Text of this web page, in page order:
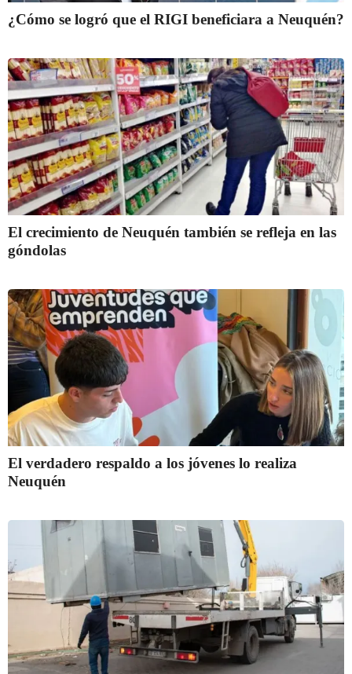
¿Cómo se logró que el RIGI beneficiara a Neuquén?
El crecimiento de Neuquén también se refleja en las
góndolas
El verdadero respaldo a los jóvenes lo realiza
Neuquén